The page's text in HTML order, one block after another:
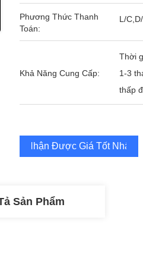
Phương Thức Thanh
Toán:
L/
Khả Năng Cung Cấp:
Thời
1-3
thấp
Nhận Được Giá Tốt Nhất
Sản Phẩm